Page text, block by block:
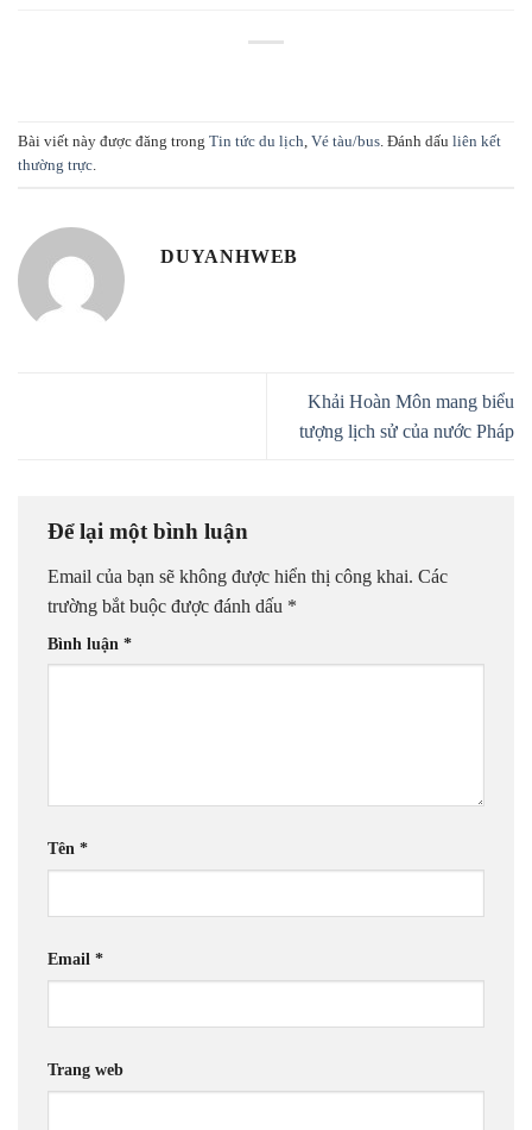
Bài viết này được đăng trong Tin tức du lịch, Vé tàu/bus. Đánh dấu liên kết
thường trực.
DUYANHWEB
Khải Hoàn Môn mang biểu
tượng lịch sử của nước Pháp
Để lại một bình luận
Email của bạn sẽ không được hiển thị công khai. Các
trường bắt buộc được đánh dấu *
Bình luận *
Tên *
Email *
Trang web